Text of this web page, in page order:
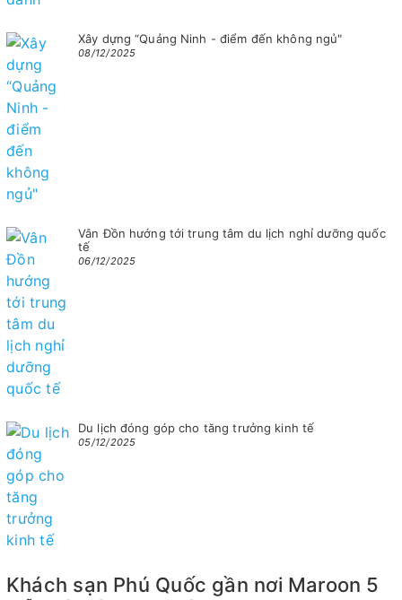
Xây dựng “Quảng Ninh - điểm đến không ngủ"
08/12/2025
Vân Đồn hướng tới trung tâm du lịch nghỉ dưỡng quốc
tế
06/12/2025
Du lịch đóng góp cho tăng trưởng kinh tế
05/12/2025
Khách sạn Phú Quốc gần nơi Maroon 5